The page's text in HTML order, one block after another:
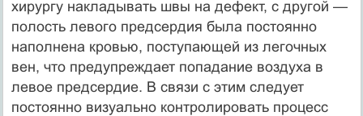
хирургу накладывать швы на дефект, с другой —
полость левого предсердия была постоянно
наполнена кровью, поступающей из легочных
вен, что предупреждает попадание воздуха в
левое предсердие. В связи с этим следует
постоянно визуально контролировать процесс